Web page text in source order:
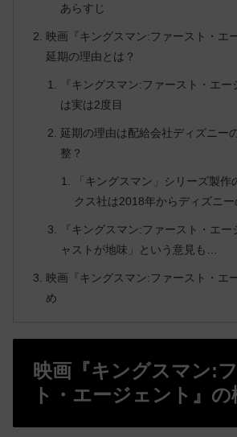
あらすじ
映画『キングスマン:ファースト・エ
延期の理由とは？
『キングスマン:ファースト・エ
は実は2度目
延期の理由は配給会社ディズニー
整？
「キングスマン」シリーズ製作
クス社は2018年からディズニー
『キングスマン:ファースト・エ
ャストが地味」という意見も…
映画『キングスマン:ファースト・エ
め
映画『キングスマン:
ト・エージェント』の